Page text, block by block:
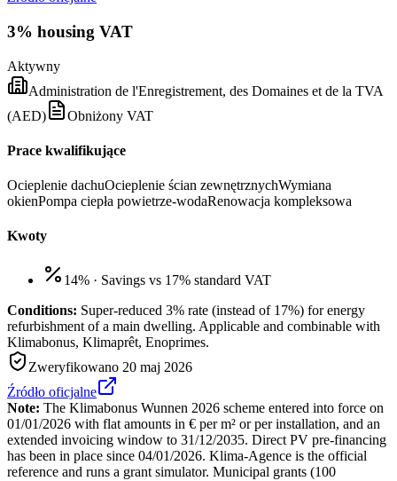
3% housing VAT
Aktywny
Administration de l'Enregistrement, des Domaines et de la TVA
(AED)
Obniżony VAT
Prace kwalifikujące
Ocieplenie dachuOcieplenie ścian zewnętrznychWymiana
okienPompa ciepła powietrze-wodaRenowacja kompleksowa
Kwoty
14% · Savings vs 17% standard VAT
Conditions: Super-reduced 3% rate (instead of 17%) for energy
refurbishment of a main dwelling. Applicable and combinable with
Klimabonus, Klimaprêt, Enoprimes.
Zweryfikowano 20 maj 2026
Źródło oficjalne
Note: The Klimabonus Wunnen 2026 scheme entered into force on
01/01/2026 with flat amounts in € per m² or per installation, and an
extended invoicing window to 31/12/2035. Direct PV pre-financing
has been in place since 04/01/2026. Klima-Agence is the official
reference and runs a grant simulator. Municipal grants (100